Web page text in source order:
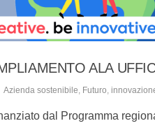
ALA
Azienda sostenibile, Futuro,
dal Programma